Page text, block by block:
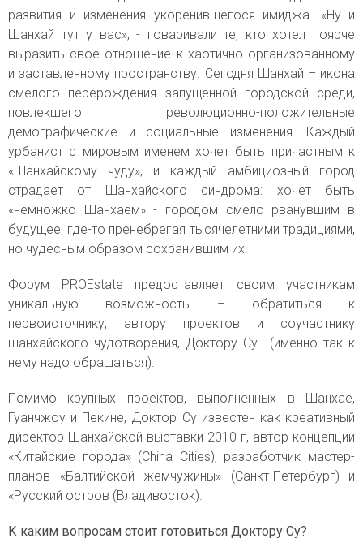
развития и изменения укоренившегося имиджа. «Ну и
Шанхай тут у вас», - говаривали те, кто хотел поярче
выразить свое отношение к хаотично организованному
и заставленному пространству. Сегодня Шанхай – икона
смелого перерождения запущенной городской среди,
повлекшего революционно-положительные
демографические и социальные изменения. Каждый
урбанист с мировым именем хочет быть причастным к
«Шанхайскому чуду», и каждый амбициозный город
страдает от Шанхайского синдрома: хочет быть
«немножко Шанхаем» - городом смело рванувшим в
будущее, где-то пренебрегая тысячелетними традициями,
но чудесным образом сохранившим их.
Форум PROEstate предоставляет своим участникам
уникальную возможность – обратиться к
первоисточнику, автору проектов и соучастнику
шанхайского чудотворения, Доктору Су (именно так к
нему надо обращаться).
Помимо крупных проектов, выполненных в Шанхае,
Гуанчжоу и Пекине, Доктор Су известен как креативный
директор Шанхайской выставки 2010 г, автор концепции
«Китайские города» (China Cities), разработчик мастер-
планов «Балтийской жемчужины» (Санкт-Петербург) и
«Русский остров (Владивосток).
К каким вопросам стоит готовиться Доктору Су?